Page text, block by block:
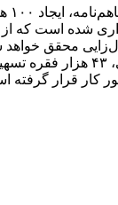
محقق
ارتقای رفاه اجتماعی،
کار قرار گرفته